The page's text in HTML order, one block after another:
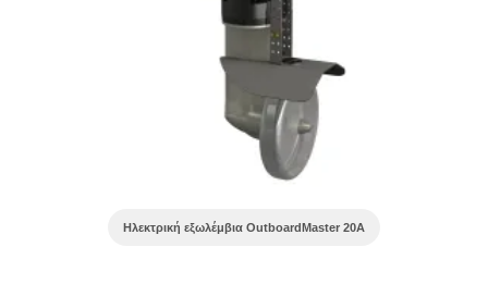
Ηλεκτρική εξωλέμβια OutboardMaster 20A